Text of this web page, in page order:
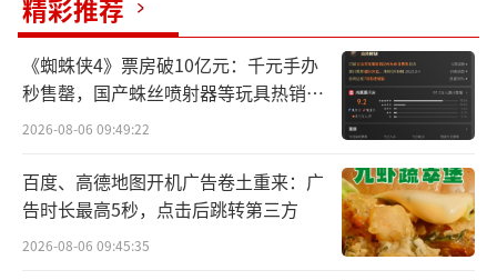
中产和年轻人退潮之际，钱包更鼓的老年
人却“跑步入场”，让诸如刀郎这样拥有大量
退休老人粉丝基础的演艺明星越来越旺。
不只是演唱会，作为时下为数不多还在消
费升级的群体，新一轮退休老人正在多个领域
展现出惊人的“钞能力”，接盘中产消费。
精彩推荐
《蜘蛛侠4》票房破10亿元：千元手办
秒售罄，国产蛛丝喷射器等玩具热销海
外
2026-08-06 09:49:22
百度、高德地图开机广告卷土重来：广
告时长最高5秒，点击后跳转第三方
2026-08-06 09:45:35